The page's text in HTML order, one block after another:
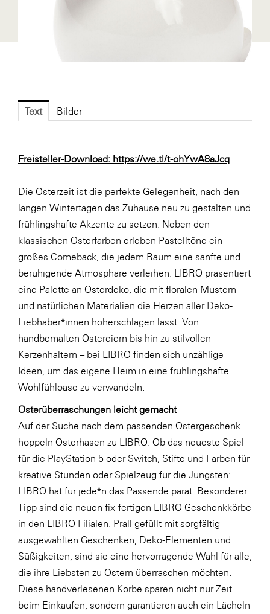
GBV - Verband gemeinnütziger
ikp
Johnson & Johnson
JELD-WEN DANA
kosaplaner
LAT Nitrogen
Libro
Lidl Österreich
MTH Retail Group
OMV
OptimaMed
PAGRO
PHH Rechtsanwält:innen
Primark
Salesforce
sebamed
SeneCura
SERVICE&MORE
SKINUANCE®
Somfy
Text Bilder
Freisteller-Download: https://we.tl/t-ohYwA8aJcq
Die Osterzeit ist die perfekte Gelegenheit, nach den
langen Wintertagen das Zuhause neu zu gestalten und
frühlingshafte Akzente zu setzen. Neben den
klassischen Osterfarben erleben Pastelltöne ein
großes Comeback, die jedem Raum eine sanfte und
beruhigende Atmosphäre verleihen. LIBRO präsentiert
eine Palette an Osterdeko, die mit floralen Mustern
und natürlichen Materialien die Herzen aller Deko-
Liebhaber*innen höherschlagen lässt. Von
handbemalten Ostereiern bis hin zu stilvollen
Kerzenhaltern – bei LIBRO finden sich unzählige
Ideen, um das eigene Heim in eine frühlingshafte
Wohlfühloase zu verwandeln.
Osterüberraschungen leicht gemacht
Auf der Suche nach dem passenden Ostergeschenk
hoppeln Osterhasen zu LIBRO. Ob das neueste Spiel
für die PlayStation 5 oder Switch, Stifte und Farben für
kreative Stunden oder Spielzeug für die Jüngsten:
LIBRO hat für jede*n das Passende parat. Besonderer
Tipp sind die neuen fix-fertigen LIBRO Geschenkkörbe
in den LIBRO Filialen. Prall gefüllt mit sorgfältig
ausgewählten Geschenken, Deko-Elementen und
Süßigkeiten, sind sie eine hervorragende Wahl für alle,
die ihre Liebsten zu Ostern überraschen möchten.
Diese handverlesenen Körbe sparen nicht nur Zeit
beim Einkaufen, sondern garantieren auch ein Lächeln